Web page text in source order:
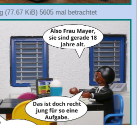
(77.67 KiB) 5605 mal betrachtet